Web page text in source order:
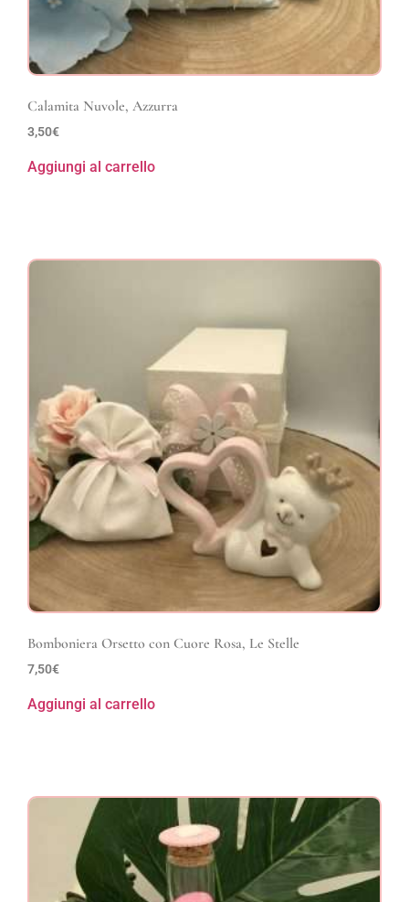
Calamita Nuvole, Azzurra
3,50€
Aggiungi al carrello
Bomboniera Orsetto con Cuore Rosa, Le Stelle
7,50€
Aggiungi al carrello